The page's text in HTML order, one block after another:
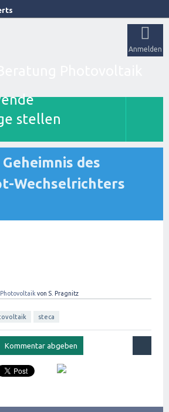
Anmelden
stellen
des
Wechselrichters
Photovoltaik von S. Pragnitz
steca